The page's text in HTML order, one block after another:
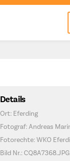
Details
Ort: Eferding
Fotograf: Andreas
Fotorechte: WKO
Bild Nr.: CQ8A7368.JPG